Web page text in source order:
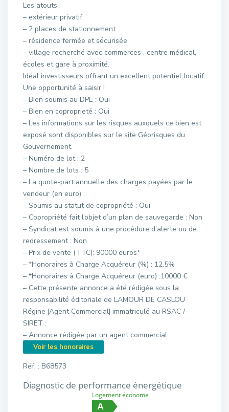
Les atouts :
– extérieur privatif
– 2 places de stationnement
– résidence fermée et sécurisée
– village recherché avec commerces , centre médical,
écoles et gare à proximité.
Idéal investisseurs offrant un excellent potentiel locatif.
Une opportunité à saisir !
– Bien soumis au DPE : Oui
– Bien en coproprieté : Oui
– Les informations sur les risques auxquels ce bien est
exposé sont disponibles sur le site Géorisques du
Gouvernement.
– Numéro de lot : 2
– Nombre de lots : 5
– La quote-part annuelle des charges payées par le
vendeur (en euro) :
– Soumis au statut de copropriété : Oui
– Copropriété fait l’objet d’un plan de sauvegarde : Non
– Syndicat est soumis à une procédure d’alerte ou de
redressement : Non
– Prix de vente (TTC): 90000 euros*
– *Honoraires à Charge Acquéreur (%) : 12.5%
– *Honoraires à Charge Acquéreur (euro) :10000 €
– Cette présente annonce a été rédigée sous la
responsabilité éditoriale de LAMOUR DE CASLOU
Régine |Agent Commercial| immatriculé au RSAC /
SIRET :
– Annonce rédigée par un agent commercial
Voir les honoraires
Réf. : B68573
Diagnostic de performance énergétique
Logement économe
A